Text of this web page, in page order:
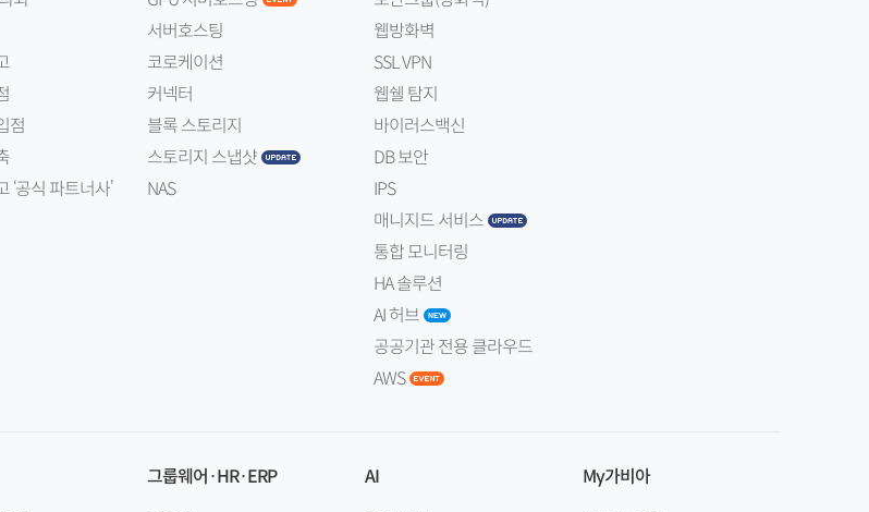
점
‘공식 파트너사’
서버호스팅
코로케이션
커넥터
블록 스토리지
스토리지 스냅샷
NAS
웹방화벽
SSL VPN
웹쉘 탐지
바이러스백신
DB 보안
IPS
매니지드 서비스
통합 모니터링
HA 솔루션
AI 허브
공공기관 전용 클라우드
AWS
그룹웨어·HR·ERP AI My가비아